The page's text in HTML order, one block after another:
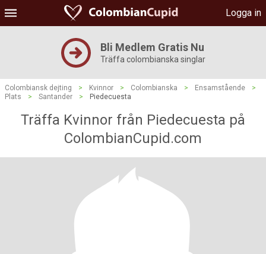
Logga in
Bli Medlem Gratis Nu
Träffa colombianska singlar
Colombiansk dejting > Kvinnor > Colombianska > Ensamstående
>
Plats
> Santander > Piedecuesta
Träffa Kvinnor från Piedecuesta på
ColombianCupid.com